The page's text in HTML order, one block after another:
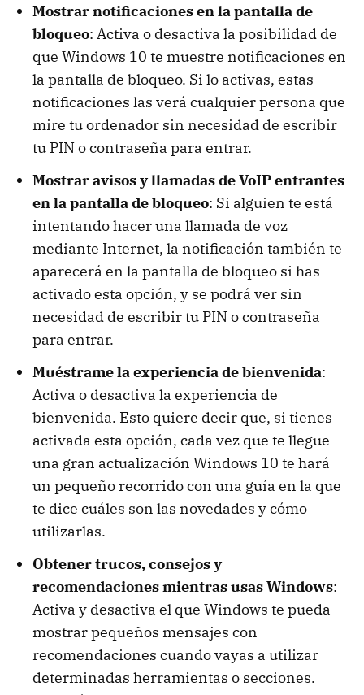
Mostrar notificaciones en la pantalla de
bloqueo: Activa o desactiva la posibilidad de
que Windows 10 te muestre notificaciones en
la pantalla de bloqueo. Si lo activas, estas
notificaciones las verá cualquier persona que
mire tu ordenador sin necesidad de escribir
tu PIN o contraseña para entrar.
Mostrar avisos y llamadas de VoIP entrantes
en la pantalla de bloqueo: Si alguien te está
intentando hacer una llamada de voz
mediante Internet, la notificación también te
aparecerá en la pantalla de bloqueo si has
activado esta opción, y se podrá ver sin
necesidad de escribir tu PIN o contraseña
para entrar.
Muéstrame la experiencia de bienvenida:
Activa o desactiva la experiencia de
bienvenida. Esto quiere decir que, si tienes
activada esta opción, cada vez que te llegue
una gran actualización Windows 10 te hará
un pequeño recorrido con una guía en la que
te dice cuáles son las novedades y cómo
utilizarlas.
Obtener trucos, consejos y
recomendaciones mientras usas Windows:
Activa y desactiva el que Windows te pueda
mostrar pequeños mensajes con
recomendaciones cuando vayas a utilizar
determinadas herramientas o secciones.